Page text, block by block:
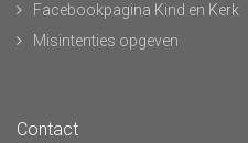
Facebookpagina Kind en Kerk
Misintenties opgeven
Contact